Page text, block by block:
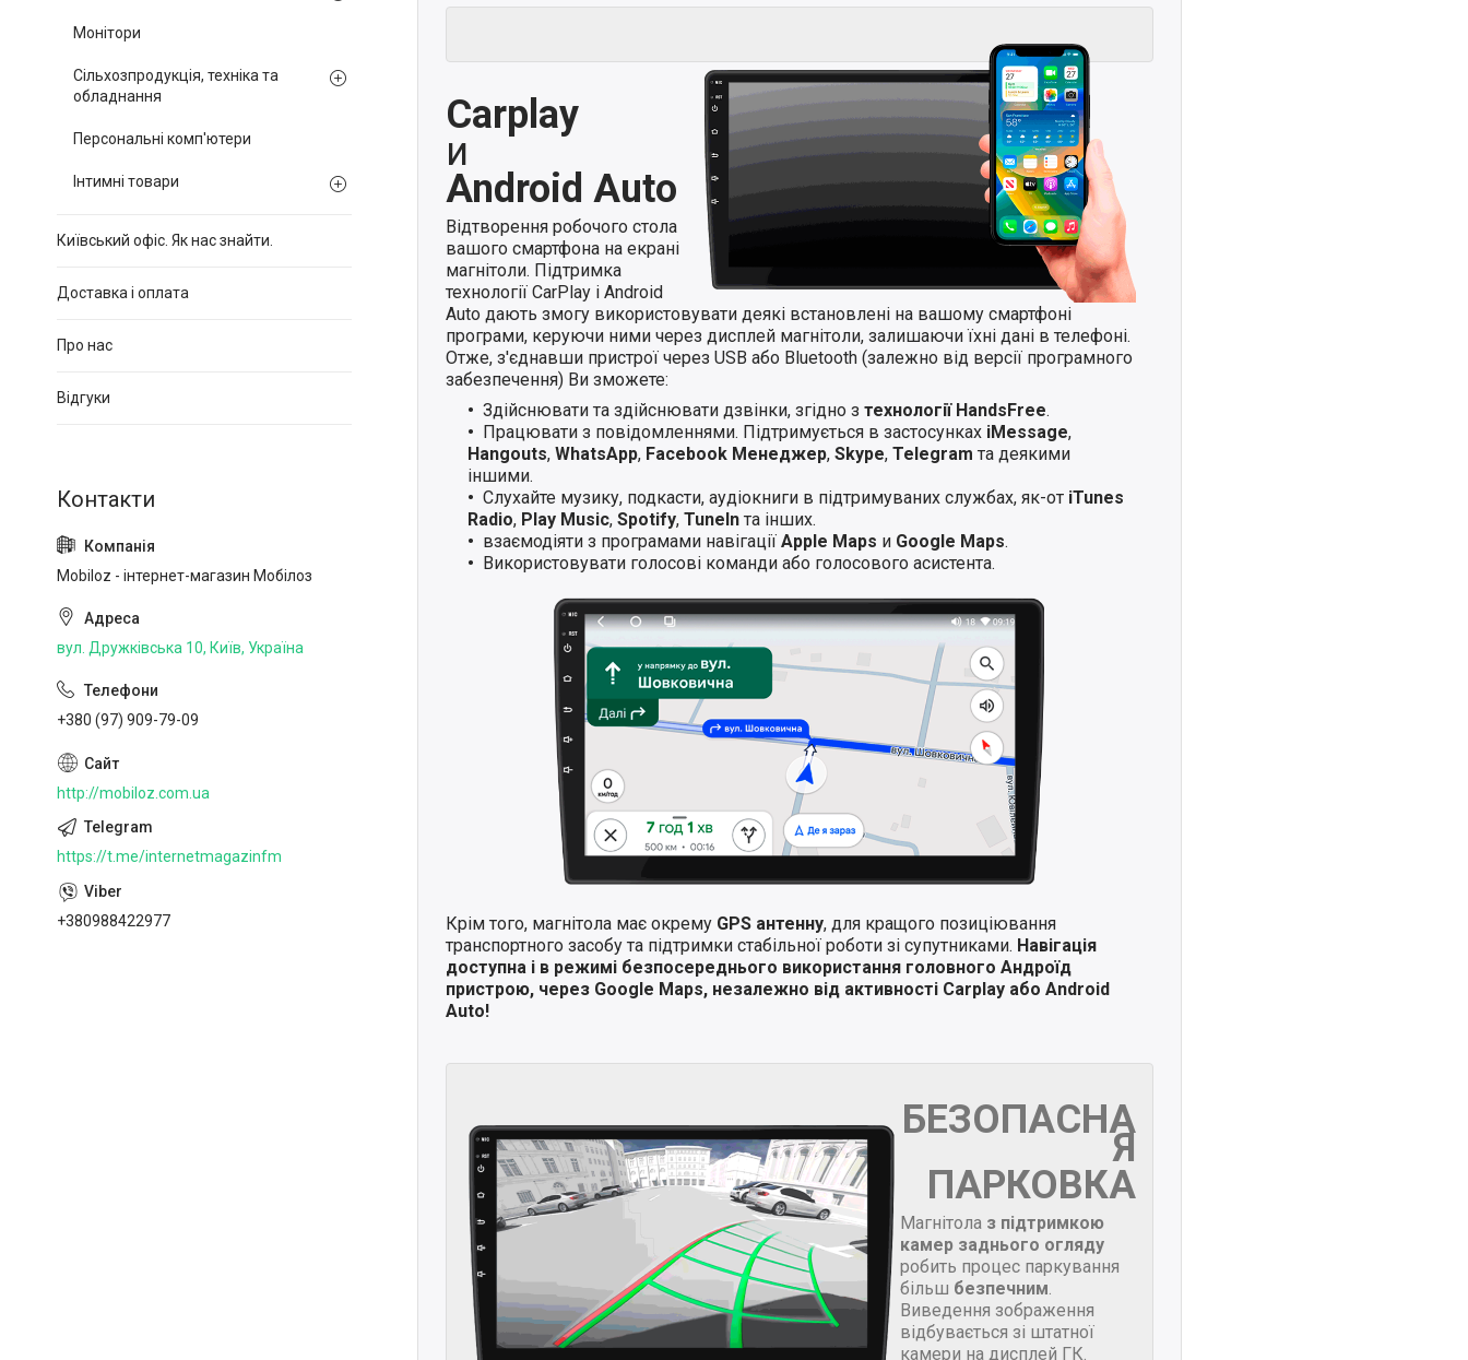
Carplay
и
Android Auto
Відтворення робочого стола
вашого смартфона на екрані
магнітоли. Підтримка
технології CarPlay і Android
Auto дають змогу використовувати деякі встановлені на вашому смартфоні
програми, керуючи ними через дисплей магнітоли, залишаючи їхні дані в телефоні.
Отже, з'єднавши пристрої через USB або Bluetooth (залежно від версії програмного
забезпечення) Ви зможете:
Здійснювати та здійснювати дзвінки, згідно з технології HandsFree.
Працювати з повідомленнями. Підтримується в застосунках iMessage,
Hangouts, WhatsApp, Facebook Менеджер, Skype, Telegram та деякими
іншими.
Слухайте музику, подкасти, аудіокниги в підтримуваних службах, як-от iTunes
Radio, Play Music, Spotify, TuneIn та інших.
взаємодіяти з програмами навігації Apple Maps и Google Maps.
Використовувати голосові команди або голосового асистента.
Крім того, магнітола має окрему GPS антенну, для кращого позиціювання
транспортного засобу та підтримки стабільної роботи зі супутниками. Навігація
доступна і в режимі безпосереднього використання головного Андроїд
пристрою, через Google Maps, незалежно від активності Carplay або Android
Auto!
БЕЗОПАСНА
Я
ПАРКОВКА
Магнітола з підтримкою
камер заднього огляду
робить процес паркування
більш безпечним
Виведення зображення
відбувається зі штатної
камери на дисплей ГК.
Монітори
Сільхозпродукція, техніка та
обладнання
Персональні комп'ютери
Інтимні товари
Київський офіс. Як нас знайти.
Доставка і оплата
Про нас
Відгуки
Mobiloz - інтернет-магазин Мобілоз
вул. Дружківська 10, Київ, Україна
+380 (97) 909-79-09
http://mobiloz.com.ua
https://t.me/internetmagazinfm
+380988422977